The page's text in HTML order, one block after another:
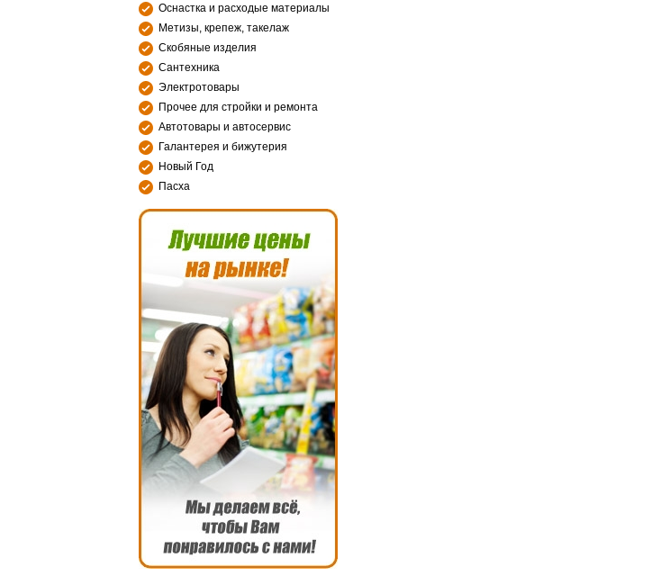
Оснастка и расходые материалы
Метизы, крепеж, такелаж
Скобяные изделия
Сантехника
Электротовары
Прочее для стройки и ремонта
Автотовары и автосервис
Галантерея и бижутерия
Новый Год
Пасха